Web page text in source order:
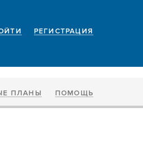
РЕГИСТРАЦИЯ
ПЛАНЫ ПОМОЩЬ